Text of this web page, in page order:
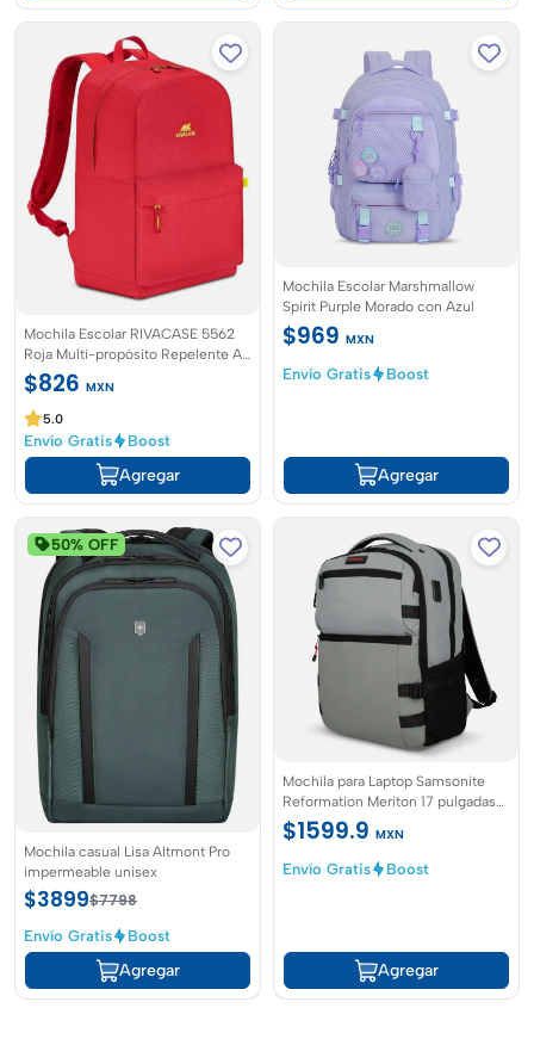
Mochila Escolar RIVACASE 5562
Roja Multi-propósito Repelente Al
Agua
$826 MXN
5.0
Envío Gratis Boost
Agregar
Mochila Escolar Marshmallow
Spirit Purple Morado con Azul
$969 MXN
Envío Gratis
Boost
Agregar
50% OFF
Mochila casual Lisa Altmont Pro
impermeable unisex
$3899$7798
Envío Gratis Boost
Agregar
Mochila para Laptop Samsonite
Reformation Meriton 17 pulgadas
Gris
$1599.9 MXN
Envío Gratis
Boost
Agregar